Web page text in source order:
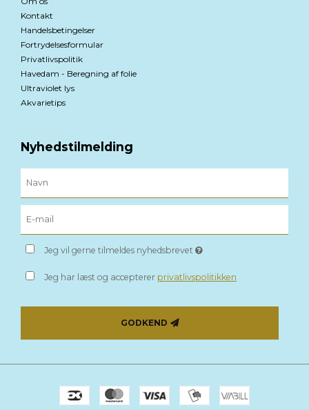
Kontakt
Handelsbetingelser
Fortrydelsesformular
Privatlivspolitik
Havedam - Beregning af folie
Ultraviolet lys
Akvarietips
Nyhedstilmelding
Jeg vil gerne tilmeldes nyhedsbrevet
Jeg har læst og accepterer privatlivspolitikken
GODKEND